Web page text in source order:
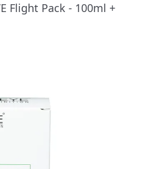
Flight Pack - 100ml +